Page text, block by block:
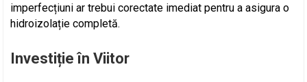
imperfecțiuni ar trebui corectate imediat pentru a asigura o
hidroizolație completă.
Investiție în Viitor